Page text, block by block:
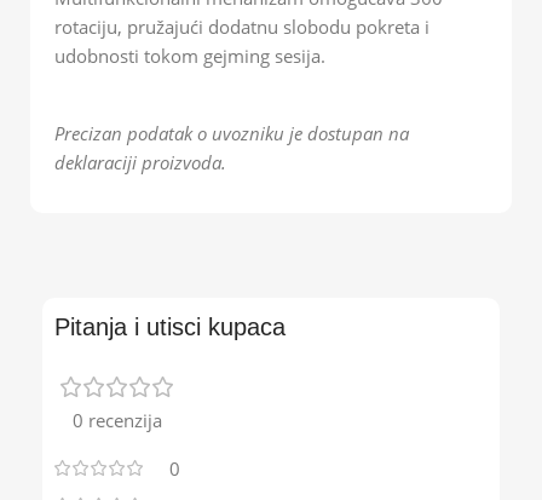
rotaciju, pružajući dodatnu slobodu pokreta i
udobnosti tokom gejming sesija.
Precizan podatak o uvozniku je dostupan na
deklaraciji proizvoda.
Pitanja i utisci kupaca
0 recenzija
0